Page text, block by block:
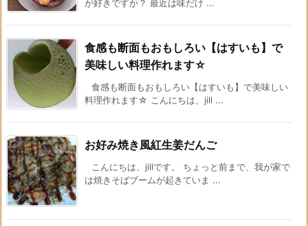
が好きですか？ 最近は味だけ ...
食感も断面もおもしろい【はすいも】で
美味しい料理作れます☆
食感も断面もおもしろい【はすいも】で美味しい
料理作れます☆ こんにちは、jill ...
お好み焼き風紅生姜だんご
こんにちは、jillです。 ちょっと前まで、我が家で
は焼きそばブームが起きていま ...